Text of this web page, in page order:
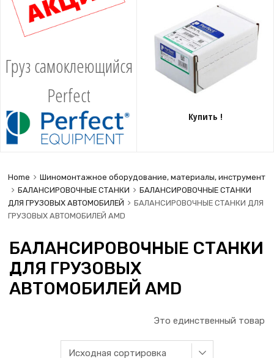
Груз самоклеющийся
Perfect
Купить !
Home
Шиномонтажное оборудование, материалы, инструмент
БАЛАНСИРОВОЧНЫЕ СТАНКИ
БАЛАНСИРОВОЧНЫЕ СТАНКИ
ДЛЯ ГРУЗОВЫХ АВТОМОБИЛЕЙ
БАЛАНСИРОВОЧНЫЕ СТАНКИ ДЛЯ
ГРУЗОВЫХ АВТОМОБИЛЕЙ AMD
БАЛАНСИРОВОЧНЫЕ СТАНКИ
ДЛЯ ГРУЗОВЫХ
АВТОМОБИЛЕЙ AMD
Это единственный товар